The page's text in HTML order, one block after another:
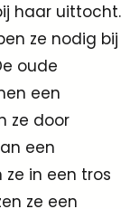
haar uittocht.
ze nodig bij
oude
een
ze door
een
in een tros
ze een